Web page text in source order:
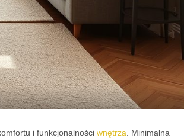
i funkcjonalności wnętrza . Minimalna